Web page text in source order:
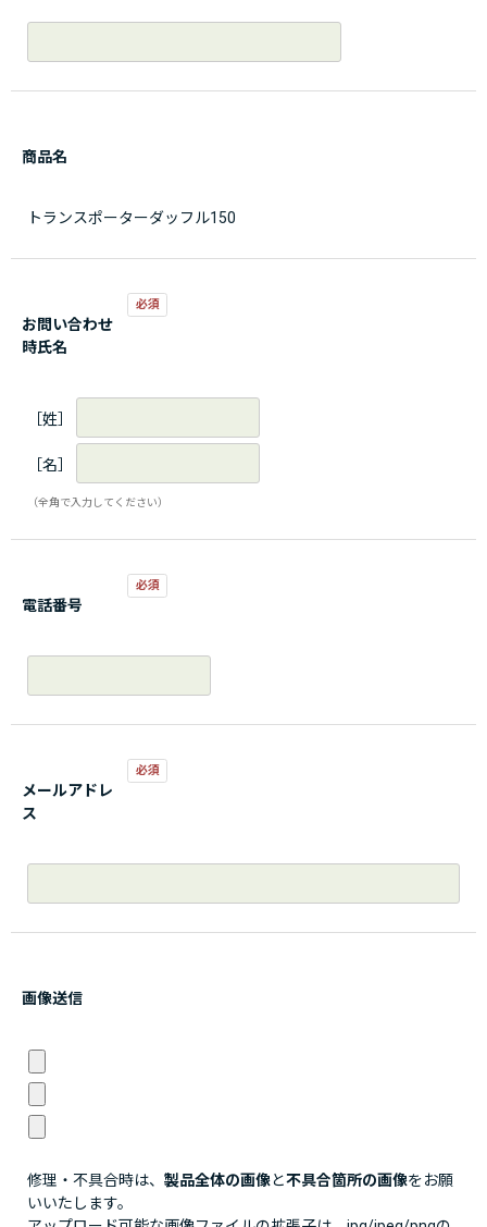
商品名
トランスポーターダッフル150
お問い合わせ
時氏名
［姓］
［名］
（全角で入力してください）
電話番号
メールアドレ
ス
画像送信
修理・不具合時は、 製品全体の画像と不具合箇所の画像をお願
いいたします。